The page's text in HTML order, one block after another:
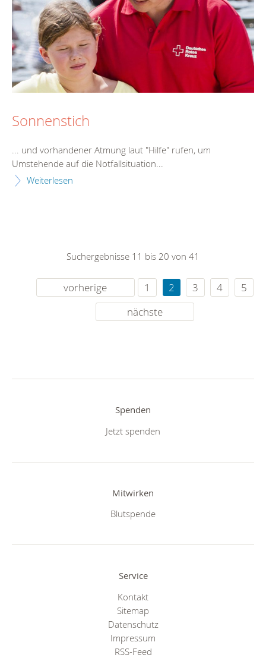
Sonnenstich
... und vorhandener Atmung laut "Hilfe" rufen, um
Umstehende auf die Notfallsituation...
Weiterlesen
Suchergebnisse 11 bis 20 von 41
vorherige 1 2 3 4
5
nächste
Spenden
Jetzt spenden
Mitwirken
Blutspende
Service
Kontakt
Sitemap
Datenschutz
Impressum
RSS-Feed